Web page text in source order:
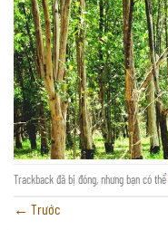
Trackback đã bị đóng, nhưng bạn có thể
← Trước